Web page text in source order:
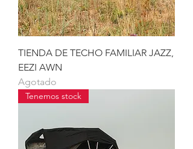
TIENDA DE TECHO FAMILIAR JAZZ,
EEZI AWN
Agotado
Tenemos stock